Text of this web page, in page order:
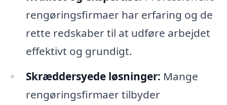
rengøringsfirmaer har erfaring og de
rette redskaber til at udføre arbejdet
effektivt og grundigt.
Skræddersyede løsninger: Mange
rengøringsfirmaer tilbyder